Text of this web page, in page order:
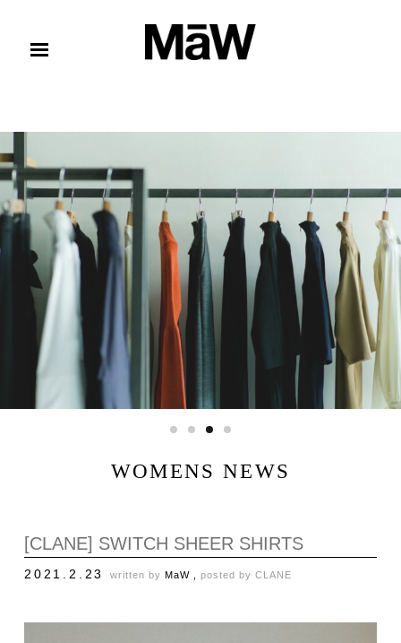
WOMENS NEWS
[CLANE] SWITCH SHEER SHIRTS
2021.2.23 written by MaW , posted by CLANE